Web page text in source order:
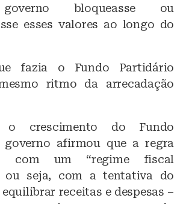
bloqueasse ou
esses valores ao longo do
fazia o Fundo Partidário
ritmo da arrecadação
o crescimento do Fundo
governo afirmou que a regra
com um “regime fiscal
ou seja, com a tentativa do
receitas e despesas –